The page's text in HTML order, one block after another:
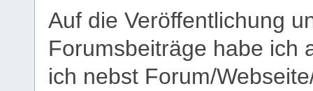
Auf die Veröffentlichung
Forumsbeiträge habe ich
ich nebst Forum/